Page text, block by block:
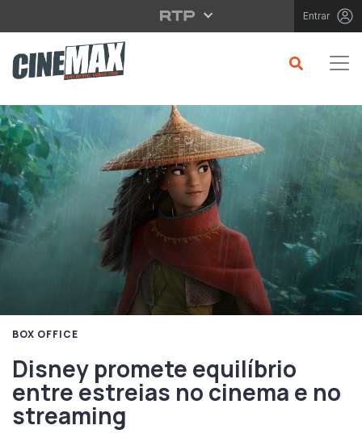
Saltar para o conteúdo principal Entrar
BOX OFFICE
Disney promete equilíbrio
entre estreias no cinema e no
streaming